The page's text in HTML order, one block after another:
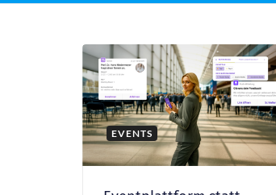
EVENTS